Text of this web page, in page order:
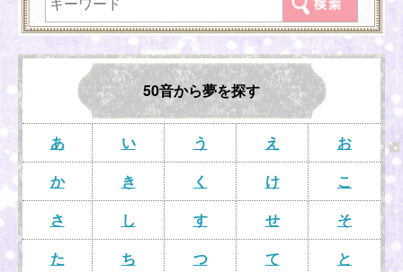
50音から夢を探す
あ い う え
お
か
き く け
こ
さ
し す せ
そ
た
ち つ て
と